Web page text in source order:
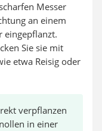
Messer
an einem
eingepflanzt.
Sie sie mit
etwa Reisig oder
verpflanzen
in einer